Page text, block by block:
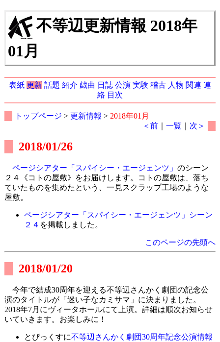
不等辺更新情報 2018年
01月
表紙 更新 話題 紹介 戯曲 日誌 公演 実験 稽古 人物 関連 連
絡 目次
トップページ > 更新情報 > 2018年01月
＜前 ｜一覧 次＞
2018/01/26
ページシアター「スパイシー・エージェンツ」 のシーン
２４《コトの屋敷》をお届けします。コトの屋敷は、落ち
ていたものを集めたという、一見スクラップ工場のような
屋敷。
ページシアター「スパイシー・エージェンツ」シーン
２４ を掲載しました。
このページの先頭へ
2018/01/20
今年で結成30周年を迎える不等辺さんかく劇団の記念公
演のタイトルが「迷い子なカミサマ」に決まりました。
2018年7月にヴィータホールにて上演。詳細は順次お知らせ
いていきます。お楽しみに！
とぴっくすに不等辺さんかく劇団30周年記念公演情報